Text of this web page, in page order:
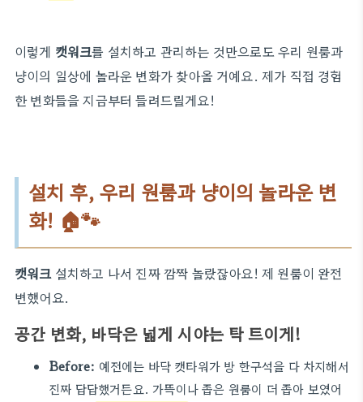
이렇게 캣워크를 설치하고 관리하는 것만으로도 우리 원룸과
냥이의 일상에 놀라운 변화가 찾아올 거예요. 제가 직접 경험
한 변화들을 지금부터 들려드릴게요!
설치 후, 우리 원룸과 냥이의 놀라운 변
화! 🏠🐾
캣워크설치하고 나서 진짜 깜짝 놀랐잖아요! 제 원룸이 완전
변했어요.
공간 변화, 바닥은 넓게 시야는 탁 트이게!
Before: 예전에는 바닥 캣타워가 방 한구석을 다 차지해서
진짜 답답했거든요. 가뜩이나 좁은 원룸이 더 좁아 보였어